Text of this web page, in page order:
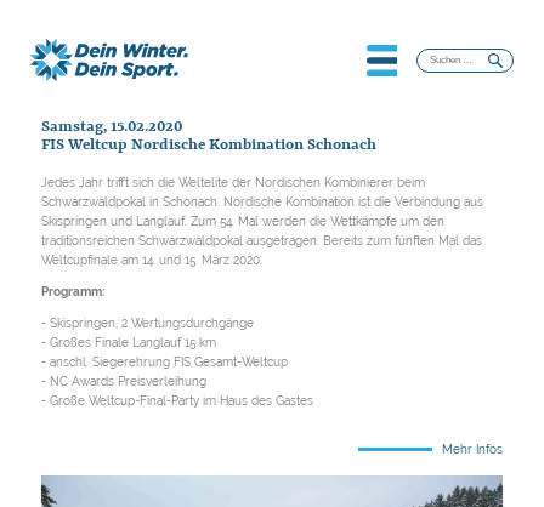
Suchen
nach:
Samstag, 15.02.2020
FIS Weltcup Nordische Kombination Schonach
Jedes Jahr trifft sich die Weltelite der Nordischen Kombinierer beim
Schwarzwaldpokal in Schonach. Nordische Kombination ist die Verbindung aus
Skispringen und Langlauf. Zum 54. Mal werden die Wettkämpfe um den
traditionsreichen Schwarzwaldpokal ausgetragen. Bereits zum fünften Mal das
Weltcupfinale am 14. und 15. März 2020.
Programm:
- Skispringen, 2 Wertungsdurchgänge
- Großes Finale Langlauf 15 km
- anschl. Siegerehrung FIS Gesamt-Weltcup
- NC Awards Preisverleihung
- Große Weltcup-Final-Party im Haus des Gastes
Mehr Infos